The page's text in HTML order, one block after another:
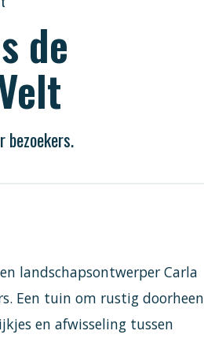
de
landschapsontwerper Carla
Een tuin om rustig doorheen
en afwisseling tussen